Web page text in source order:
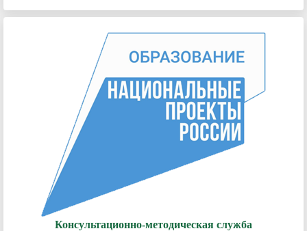
Консультационно-методическая служба